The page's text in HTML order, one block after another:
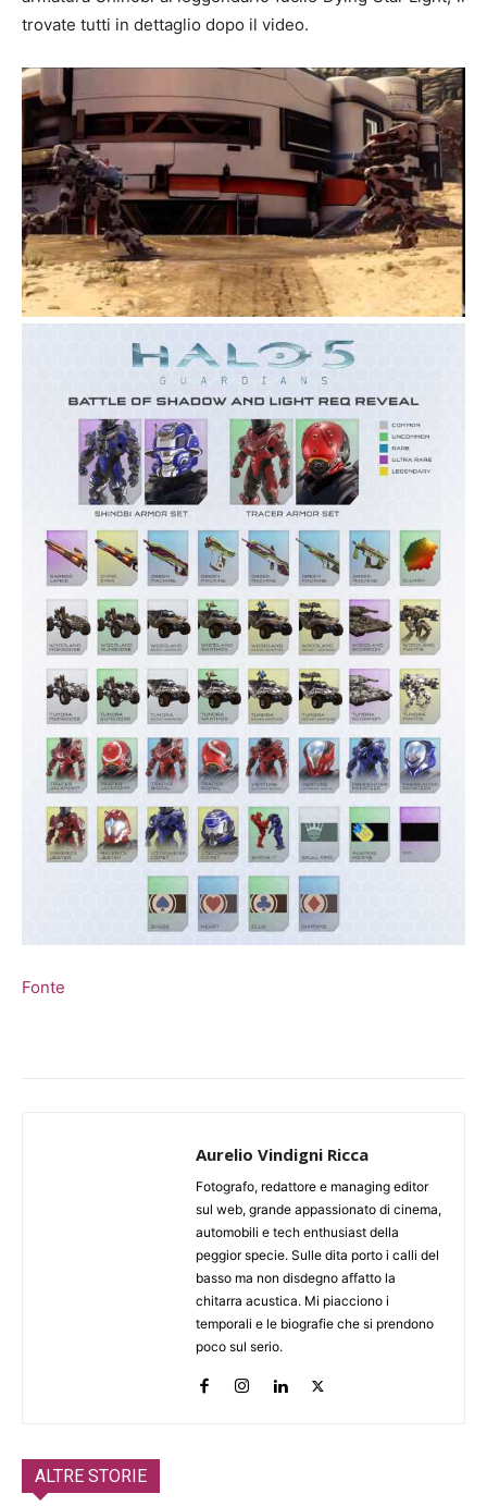
trovate tutti in dettaglio dopo il video.
Fonte
Aurelio Vindigni Ricca
Fotografo, redattore e managing editor
sul web, grande appassionato di cinema,
automobili e tech enthusiast della
peggior specie. Sulle dita porto i calli del
basso ma non disdegno affatto la
chitarra acustica. Mi piacciono i
temporali e le biografie che si prendono
poco sul serio.
ALTRE STORIE